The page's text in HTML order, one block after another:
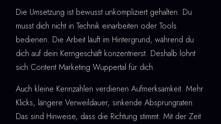
Die Umsetzung ist bewusst unkompliziert gehalten. Du
musst dich nicht in Technik einarbeiten oder Tools
bedienen. Die Arbeit läuft im Hintergrund, während du
dich auf dein Kerngeschäft konzentrierst. Deshalb lohnt
sich Content Marketing Wuppertal für dich.
Auch kleine Kennzahlen verdienen Aufmerksamkeit. Mehr
Klicks, längere Verweildauer, sinkende Absprungraten:
Das sind Hinweise, dass die Richtung stimmt. Mit der Zeit